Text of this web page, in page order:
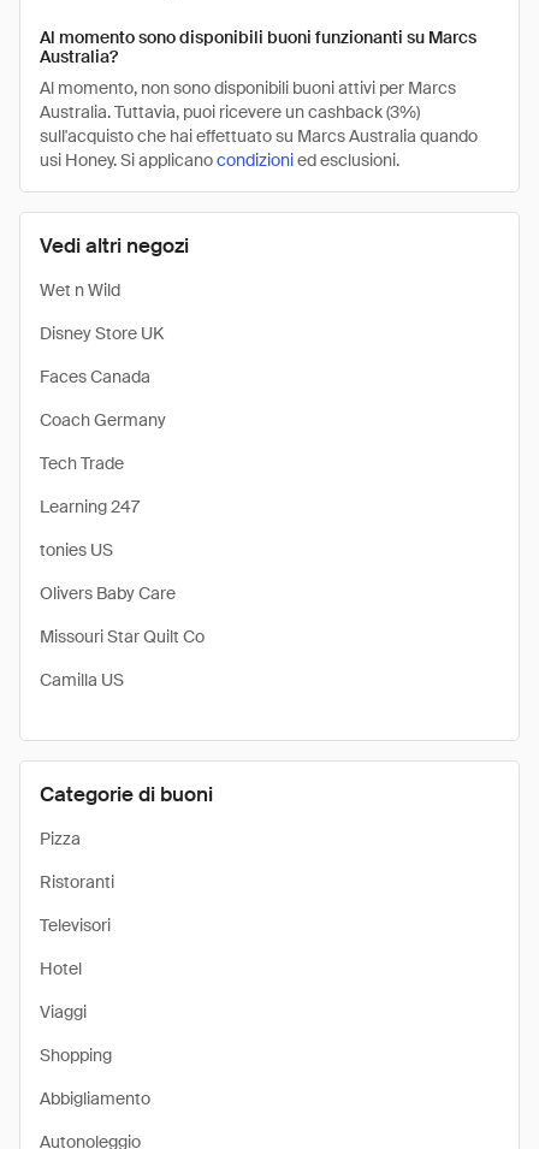
Vedi altri negozi
Wet n Wild
Disney Store UK
Faces Canada
Coach Germany
Tech Trade
Learning 247
tonies US
Olivers Baby Care
Missouri Star Quilt Co
Camilla US
Categorie di buoni
Pizza
Ristoranti
Televisori
Hotel
Viaggi
Shopping
Abbigliamento
Autonoleggio
Al momento sono disponibili buoni funzionanti su Marcs
Australia?
Al momento, non sono disponibili buoni attivi per Marcs
Australia. Tuttavia, puoi ricevere un cashback (3%)
sull'acquisto che hai effettuato su Marcs Australia quando
usi Honey. Si applicanocondizionied esclusioni.